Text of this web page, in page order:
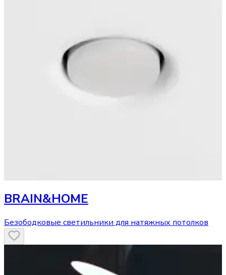
BRAIN&HOME
Безободковые светильники для натяжных потолков